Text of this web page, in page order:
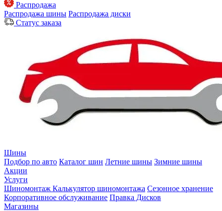
Распродажа
Распродажа шины Распродажа диски
Статус заказа
Шины
Подбор по авто Каталог шин Летние шины Зимние шины
Акции
Услуги
Шиномонтаж Калькулятор шиномонтажа Сезонное хранение
Корпоративное обслуживание Правка Дисков
Магазины